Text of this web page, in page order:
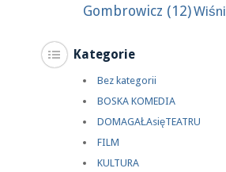
Gombrowicz (12)
Kategorie
Bez kategorii
BOSKA KOMEDIA
DOMAGAŁAsięTEATRU
FILM
KULTURA